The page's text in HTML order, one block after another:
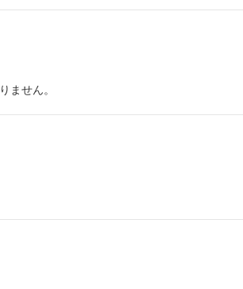
ません。